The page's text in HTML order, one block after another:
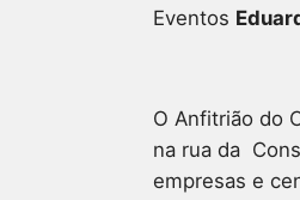
Eventos
O Anfitrião do
na rua da
empresas e